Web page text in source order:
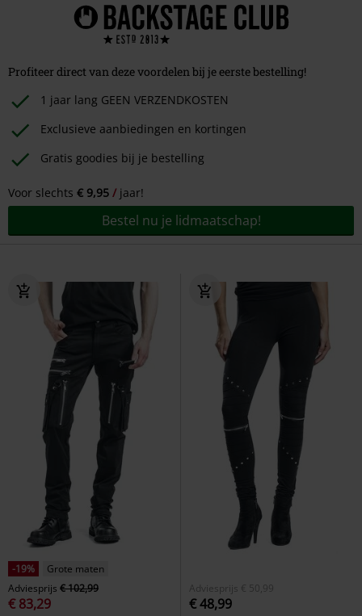
Profiteer direct van deze voordelen bij je eerste bestelling!
1 jaar lang GEEN VERZENDKOSTEN
Exclusieve aanbiedingen en kortingen
Gratis goodies bij je bestelling
Voor slechts € 9,95 jaar!
Bestel nu je lidmaatschap!
-19%
Grote maten
Adviesprijs € 102,99
€ 83,29
Adviesprijs € 50,99
€ 48,99